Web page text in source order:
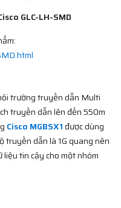
GLC-LH-SMD
trường truyền dẫn Multi
truyền dẫn lên đến 550m
Cisco MGBSX1 được dùng
truyền dẫn là 1G quang nên
liệu tin cậy cho một nhóm